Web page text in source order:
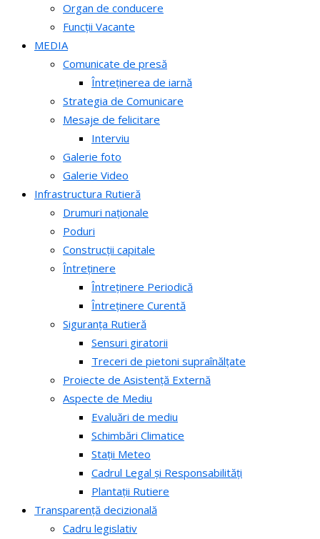
Organ de conducere
Funcții Vacante
MEDIA
Comunicate de presă
Întreținerea de iarnă
Strategia de Comunicare
Mesaje de felicitare
Interviu
Galerie foto
Galerie Video
Infrastructura Rutieră
Drumuri naționale
Poduri
Construcții capitale
Întreținere
Întreținere Periodică
Întreținere Curentă
Siguranța Rutieră
Sensuri giratorii
Treceri de pietoni supraînălțate
Proiecte de Asistență Externă
Aspecte de Mediu
Evaluări de mediu
Schimbări Climatice
Stații Meteo
Cadrul Legal și Responsabilități
Plantații Rutiere
Transparență decizională
Cadru legislativ